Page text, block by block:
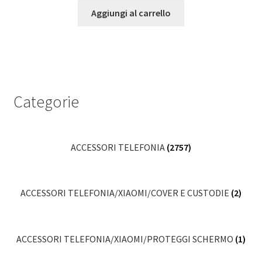
Aggiungi al carrello
Categorie
ACCESSORI TELEFONIA (2757)
ACCESSORI TELEFONIA/XIAOMI/COVER E CUSTODIE (2)
ACCESSORI TELEFONIA/XIAOMI/PROTEGGI SCHERMO (1)